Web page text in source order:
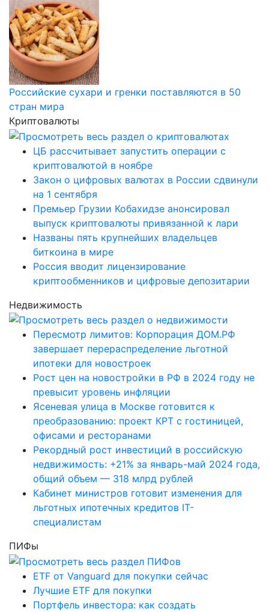
Российские сухари и гренки поставляются в 50
стран мира
Криптовалюты
ЦБ рассчитывает запустить операции с
криптовалютой в ноябре
Закон о цифровых валютах в России сдвинули
на 1 сентября
Премьер Грузии Кобахидзе анонсировал
выпуск криптовалюты привязанной к лари
Названы пять крупнейших владельцев
биткоина в мире
Россия вводит лицензирование
криптообменников и цифровые депозитарии
Недвижимость
Пересмотр лимитов: Корпорация ДОМ.РФ
завершает перераспределение льготной
ипотеки для новостроек
Рост цен на новостройки в РФ в 2024 году не
превысит уровень инфляции
Ясеневая улица в Москве готовится к
преобразованию: проект КРТ с гостиницей,
офисами и ресторанами
Рекордный рост инвестиций в российскую
недвижимость: +21% за январь-май 2024 года,
общий объем — 318 млрд рублей
Кабинет министров готовит изменения для
льготных ипотечных кредитов IT-
специалистам
ПИФы
ETF от Vanguard для покупки сейчас
Лучшие ETF для покупки
Портфель инвестора: как создать